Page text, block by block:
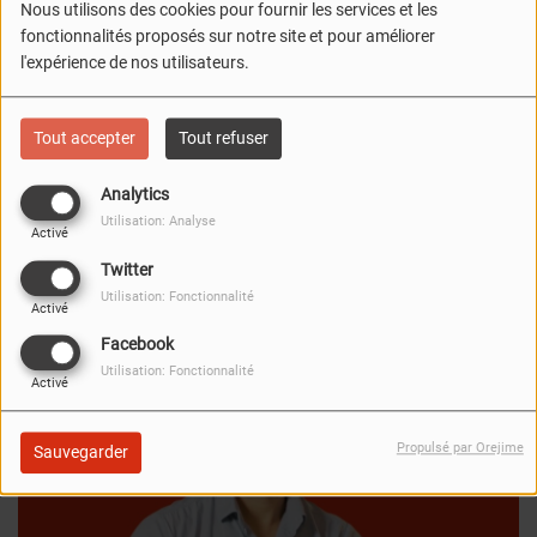
Nous utilisons des cookies pour fournir les services et les
fonctionnalités proposés sur notre site et pour améliorer
l'expérience de nos utilisateurs.
Tout accepter Tout refuser
Analytics
Activé
Utilisation: Analyse
Twitter
Activé
Utilisation: Fonctionnalité
Facebook
Activé
Utilisation: Fonctionnalité
Sauvegarder Propulsé par Orejime
du genou